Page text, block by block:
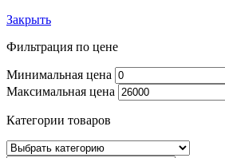
Закрыть
Фильтрация по цене
Минимальная цена
Максимальная цена
Категории товаров